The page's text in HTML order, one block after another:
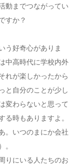
動までつながってい
すか？
う好奇心がありま
中高時代に学校内外
れが楽しかったから
と自分のことが少し
変わらないと思って
る時もありますよ。
。いつのまにか会社
。
りにいる人たちのお